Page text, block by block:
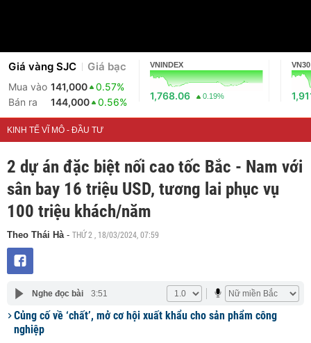
Giá vàng SJC Giá bạc
Mua vào 141,000
0.57%
Bán ra
144,000 0.56%
VNINDEX
1,768.06 0.19%
VN30
KINH TẾ VĨ MÔ - ĐẦU TƯ
2 dự án đặc biệt nối cao tốc Bắc - Nam với
sân bay 16 triệu USD, tương lai phục vụ
100 triệu khách/năm
Theo Thái Hà- THỨ 2 , 18/03/2024, 07:59
Nghe đọc bài 3:51
Củng cố về ‘chất’, mở cơ hội xuất khẩu cho sản phẩm công
nghiệp